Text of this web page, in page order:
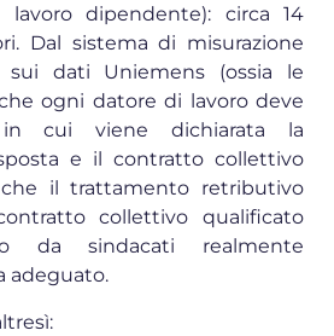
dipendente): circa 14
Dal sistema di misurazione
sui dati Uniemens (ossia le
ogni datore di lavoro deve
in cui viene dichiarata la
e il contratto collettivo
il trattamento retributivo
collettivo qualificato
da sindacati realmente
adeguato.